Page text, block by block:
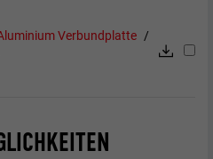
Verbundplatte